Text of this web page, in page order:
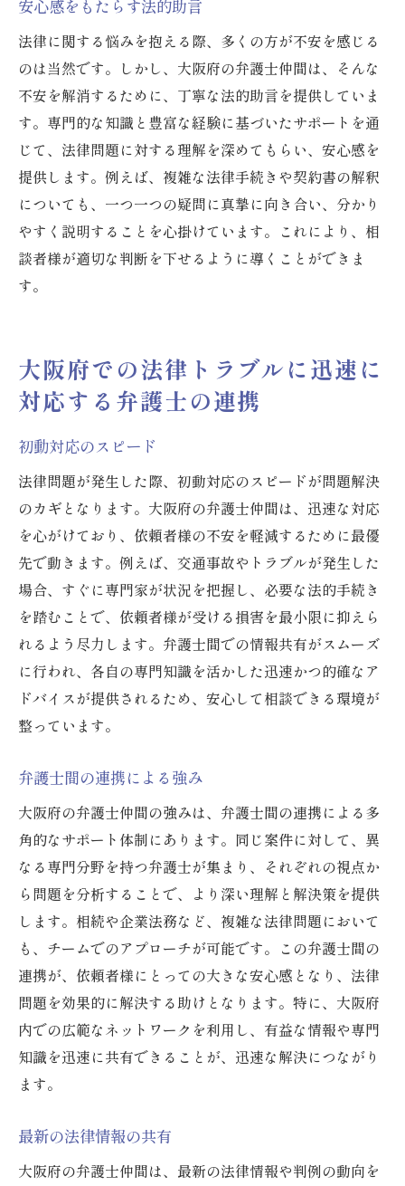
安心感をもたらす法的助言
法律に関する悩みを抱える際、多くの方が不安を感じる
のは当然です。しかし、大阪府の弁護士仲間は、そんな
不安を解消するために、丁寧な法的助言を提供していま
す。専門的な知識と豊富な経験に基づいたサポートを通
じて、法律問題に対する理解を深めてもらい、安心感を
提供します。例えば、複雑な法律手続きや契約書の解釈
についても、一つ一つの疑問に真摯に向き合い、分かり
やすく説明することを心掛けています。これにより、相
談者様が適切な判断を下せるように導くことができま
す。
大阪府での法律トラブルに迅速に
対応する弁護士の連携
初動対応のスピード
法律問題が発生した際、初動対応のスピードが問題解決
のカギとなります。大阪府の弁護士仲間は、迅速な対応
を心がけており、依頼者様の不安を軽減するために最優
先で動きます。例えば、交通事故やトラブルが発生した
場合、すぐに専門家が状況を把握し、必要な法的手続き
を踏むことで、依頼者様が受ける損害を最小限に抑えら
れるよう尽力します。弁護士間での情報共有がスムーズ
に行われ、各自の専門知識を活かした迅速かつ的確なア
ドバイスが提供されるため、安心して相談できる環境が
整っています。
弁護士間の連携による強み
大阪府の弁護士仲間の強みは、弁護士間の連携による多
角的なサポート体制にあります。同じ案件に対して、異
なる専門分野を持つ弁護士が集まり、それぞれの視点か
ら問題を分析することで、より深い理解と解決策を提供
します。相続や企業法務など、複雑な法律問題において
も、チームでのアプローチが可能です。この弁護士間の
連携が、依頼者様にとっての大きな安心感となり、法律
問題を効果的に解決する助けとなります。特に、大阪府
内での広範なネットワークを利用し、有益な情報や専門
知識を迅速に共有できることが、迅速な解決につながり
ます。
最新の法律情報の共有
大阪府の弁護士仲間は、最新の法律情報や判例の動向を